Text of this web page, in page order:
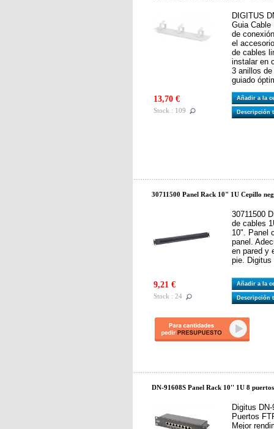
DIGITUS
Guia Cable
de
el
de cables
instalar en
3 anillos
guiado
13,70 €
Stock : 109
Añadir a la
Descripción
30711500 Panel Rack 10" 1U Cepillo
30711500
de cables
10". Panel
panel.
en pared y
pie. Digitus
9,21 €
Stock : 24
Añadir a la
Descripción
DN-91608S Panel Rack 10'' 1U 8
Digitus
Puertos
Mejor